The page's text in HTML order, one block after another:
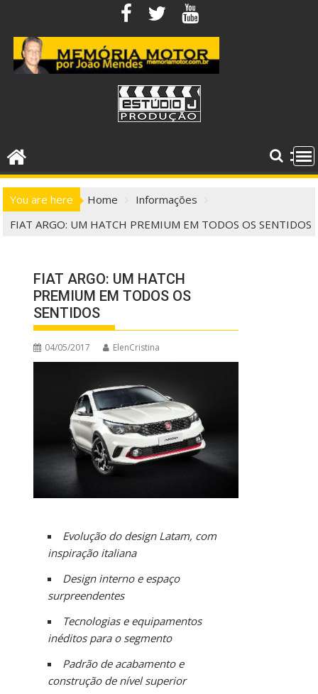
content
You are here Home
Informações
FIAT ARGO: UM HATCH PREMIUM EM TODOS OS SENTIDOS
FIAT ARGO: UM HATCH
PREMIUM EM TODOS OS
SENTIDOS
04/05/2017 ElenCristina
Evolução do design Latam, com
inspiração italiana
Design interno e espaço
surpreendentes
Tecnologias e equipamentos
inéditos para o segmento
Padrão de acabamento e
construção de nível superior